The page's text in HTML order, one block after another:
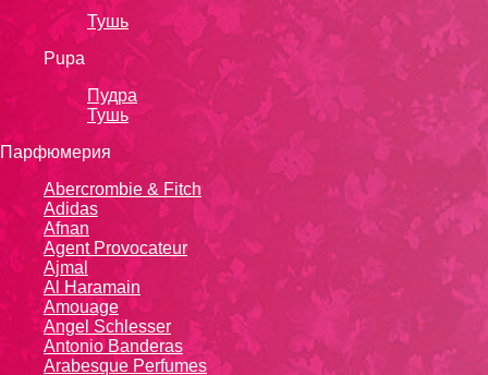
Тушь
Pupa
Пудра
Тушь
Парфюмерия
Abercrombie & Fitch
Adidas
Afnan
Agent Provocateur
Ajmal
Al Haramain
Amouage
Angel Schlesser
Antonio Banderas
Arabesque Perfumes